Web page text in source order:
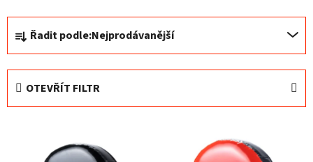
Ř
z
e
í
Řadit podle:Nejprodávanější
OTEVŘÍT FILTR